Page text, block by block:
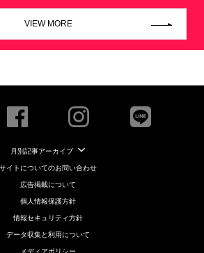
VIEW MORE
月別記事アーカイブ
サイトについてのお問い合わせ
広告掲載について
個人情報保護方針
情報セキュリティ方針
データ収集と利用について
メディアポリシー